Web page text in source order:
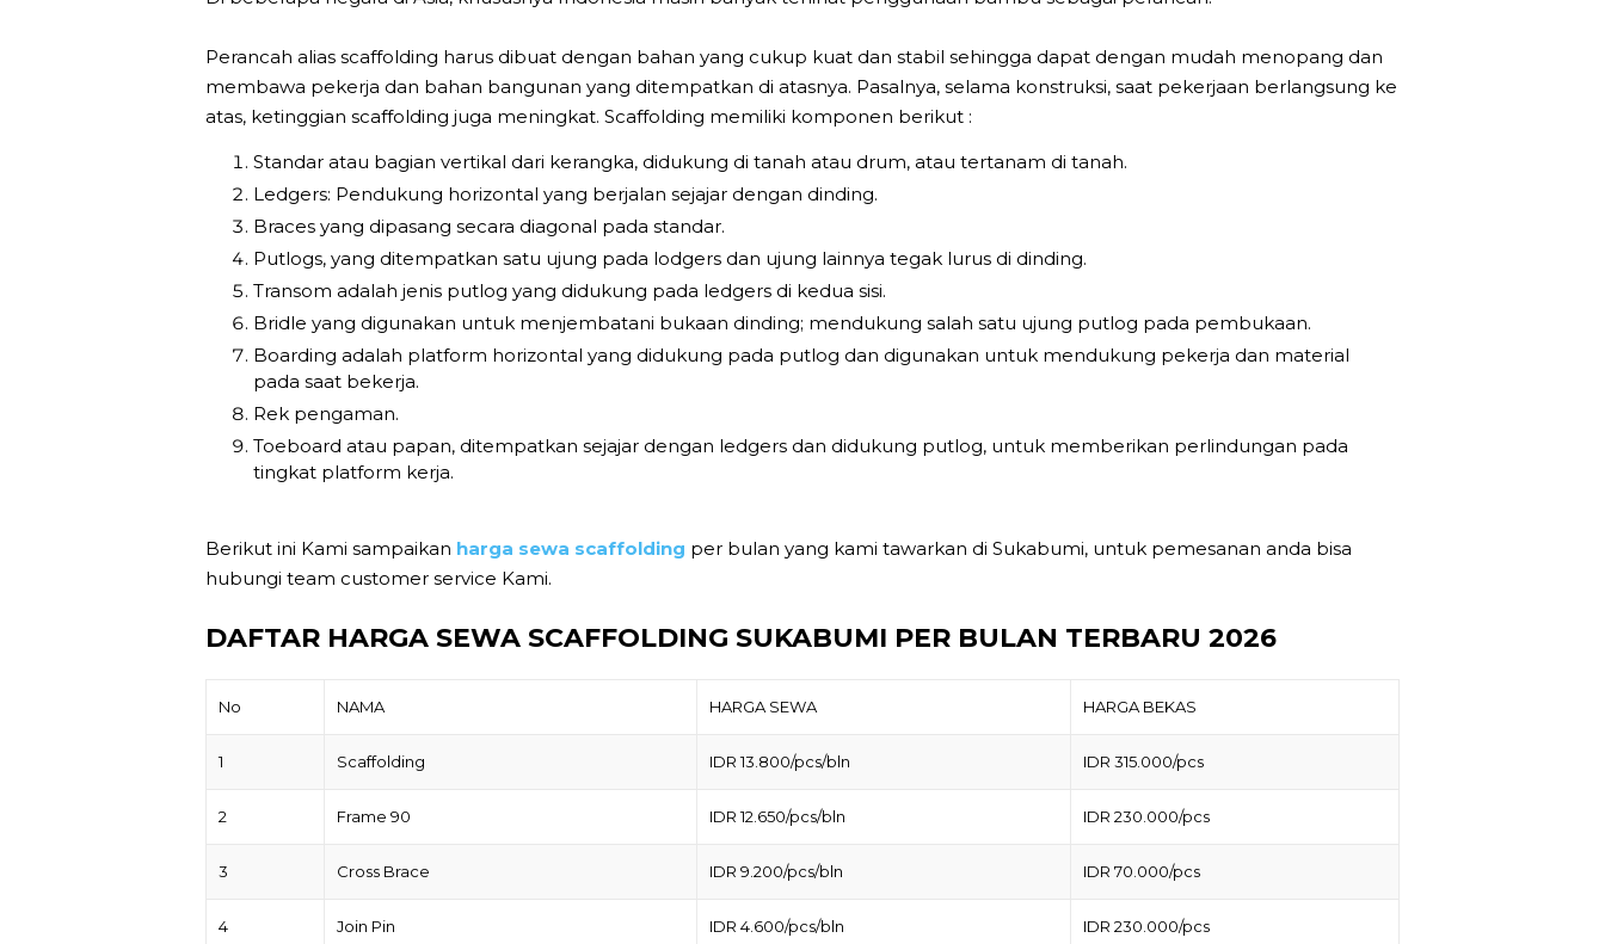
Perancah alias scaffolding harus dibuat dengan bahan yang cukup kuat dan stabil sehingga dapat dengan mudah menopang dan
membawa pekerja dan bahan bangunan yang ditempatkan di atasnya. Pasalnya, selama konstruksi, saat pekerjaan berlangsung ke
atas, ketinggian scaffolding juga meningkat. Scaffolding memiliki komponen berikut :
Standar atau bagian vertikal dari kerangka, didukung di tanah atau drum, atau tertanam di tanah.
Ledgers: Pendukung horizontal yang berjalan sejajar dengan dinding.
Braces yang dipasang secara diagonal pada standar.
Putlogs, yang ditempatkan satu ujung pada lodgers dan ujung lainnya tegak lurus di dinding.
Transom adalah jenis putlog yang didukung pada ledgers di kedua sisi.
Bridle yang digunakan untuk menjembatani bukaan dinding; mendukung salah satu ujung putlog pada pembukaan.
Boarding adalah platform horizontal yang didukung pada putlog dan digunakan untuk mendukung pekerja dan material
pada saat bekerja.
Rek pengaman.
Toeboard atau papan, ditempatkan sejajar dengan ledgers dan didukung putlog, untuk memberikan perlindungan pada
tingkat platform kerja.
Berikut ini Kami sampaikan harga sewa scaffolding per bulan yang kami tawarkan di Sukabumi, untuk pemesanan anda bisa
hubungi team customer service Kami.
DAFTAR HARGA SEWA SCAFFOLDING SUKABUMI PER BULAN TERBARU 2026
No NAMA HARGA SEWA HARGA BEKAS
1 Scaffolding IDR 13.800/pcs/bln IDR 315.000/pcs
2 Frame 90 IDR 12.650/pcs/bln IDR 230.000/pcs
3 Cross Brace IDR 9.200/pcs/bln IDR 70.000/pcs
4 Join Pin IDR 4.600/pcs/bln IDR 230.000/pcs